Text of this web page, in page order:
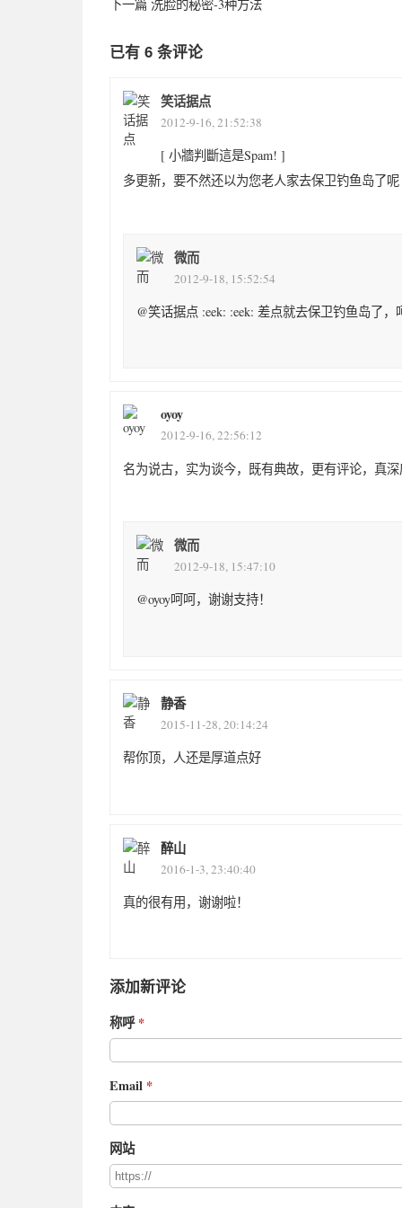
下一篇 洗脸的秘密-3种方法
已有 6 条评论
笑话据点
2012-9-16, 21:52:38
[ 小牆判斷這是Spam! ]
多更新，要不然还以为您老人家去保卫钓鱼岛了呢
微而
2012-9-18, 15:52:54
@笑话据点 :eek: :eek: 差点就去保卫钓鱼岛了，
oyoy
2012-9-16, 22:56:12
名为说古，实为谈今，既有典故，更有评论，真
微而
2012-9-18, 15:47:10
@oyoy呵呵，谢谢支持！
静香
2015-11-28, 20:14:24
帮你顶，人还是厚道点好
醉山
2016-1-3, 23:40:40
真的很有用，谢谢啦！
添加新评论
称呼
Email
网站